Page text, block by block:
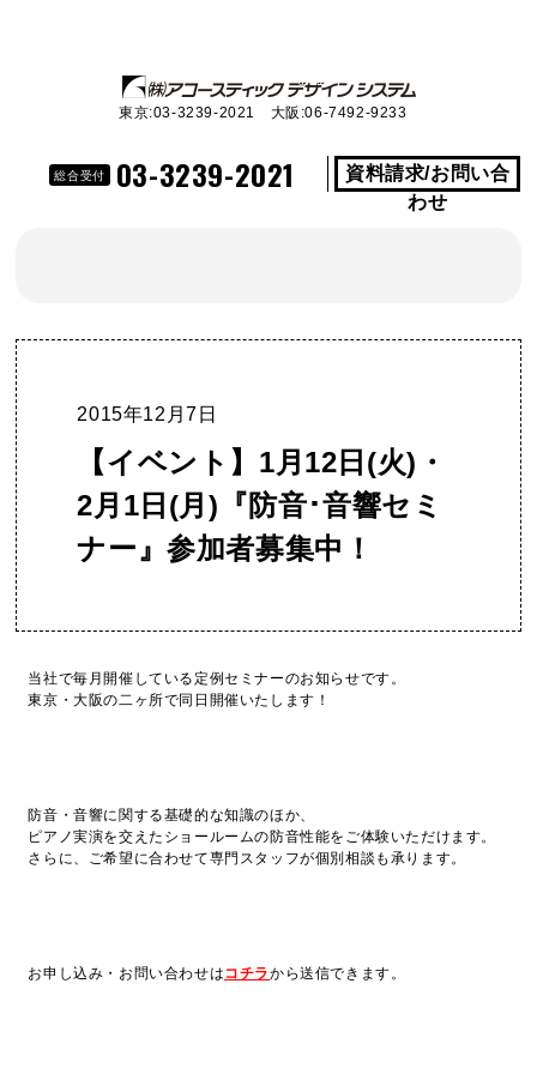
東京:03-3239-2021 大阪:06-7492-9233
総合受付 03-3239-2021
資料請求/お問い合
わせ
2015年12月7日
【イベント】1月12日(火)・
2月1日(月)『防音･音響セミ
ナー』参加者募集中！
当社で毎月開催している定例セミナーのお知らせです。
東京・大阪の二ヶ所で同日開催いたします！
防音・音響に関する基礎的な知識のほか、
ピアノ実演を交えたショールームの防音性能をご体験いただけます。
さらに、ご希望に合わせて専門スタッフが個別相談も承ります。
お申し込み・お問い合わせはコチラから送信できます。